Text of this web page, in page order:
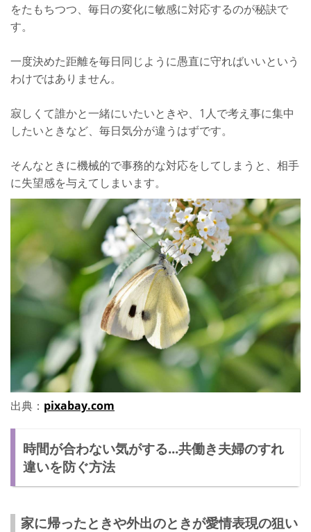
をたもちつつ、毎日の変化に敏感に対応するのが秘訣で
す。
一度決めた距離を毎日同じように愚直に守ればいいという
わけではありません。
寂しくて誰かと一緒にいたいときや、1人で考え事に集中
したいときなど、毎日気分が違うはずです。
そんなときに機械的で事務的な対応をしてしまうと、相手
に失望感を与えてしまいます。
出典： pixabay.com
時間が合わない気がする...共働き夫婦のすれ
違いを防ぐ方法
家に帰ったときや外出のときが愛情表現の狙い